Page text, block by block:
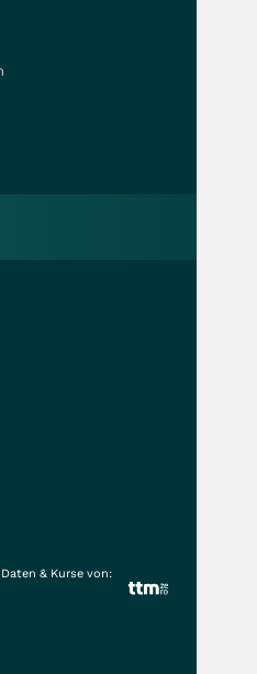
Daten & Kurse von: